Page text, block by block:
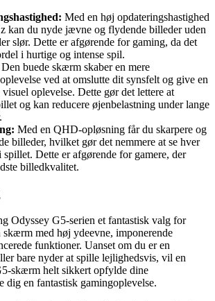
Med en høj opdateringshastighed
kan du nyde jævne og flydende billeder uden
slør. Dette er afgørende for gaming, da det
i hurtige og intense spil.
Den buede skærm skaber en mere
ved at omslutte dit synsfelt og give en
oplevelse. Dette gør det lettere at
og kan reducere øjenbelastning under lange
Med en QHD-opløsning får du skarpere og
billeder, hvilket gør det nemmere at se hver
spillet. Dette er afgørende for gamere, der
billedkvalitet.
Odyssey G5-serien et fantastisk valg for
skærm med høj ydeevne, imponerende
funktioner. Uanset om du er en
bare nyder at spille lejlighedsvis, vil en
skærm helt sikkert opfylde dine
dig en fantastisk gamingoplevelse.